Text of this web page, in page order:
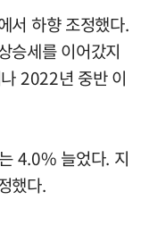
서 하향 조정했다.
승세를 이어갔지
2022년 중반 이
4.0% 늘었다. 지
했다.